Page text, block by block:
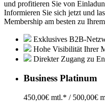
und profitieren Sie von
Informieren Sie sich jetzt und
Membership am besten zu
Exklusives B2B-
Hohe Visibilität Ihrer
Direkter Zugang zu
Business Platinum
450,00€ mtl.* / 500,00€